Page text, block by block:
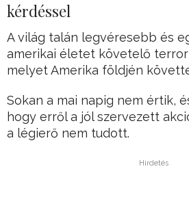
kérdéssel
A világ talán legvéresebb és
amerikai életet követelő
melyet Amerika földjén
Sokan a mai napig nem értik,
hogy erről a jól szervezett
a légierő nem tudott.
Hirdetés